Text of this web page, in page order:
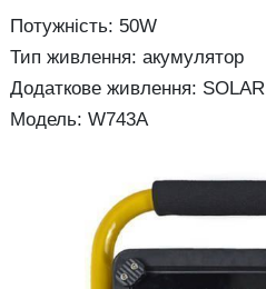
Потужність: 50W
Тип живлення: акумулятор
Додаткове живлення: SOLAR
Модель: W743A